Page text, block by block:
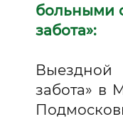
больными
забота»:
забота» в